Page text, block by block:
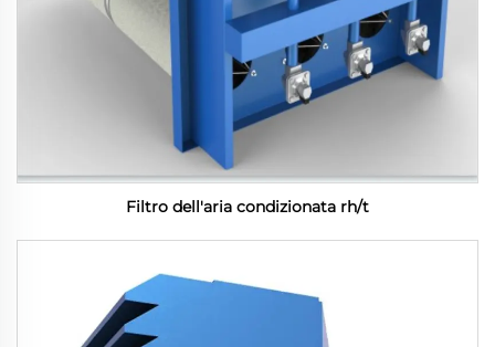
Filtro dell'aria condizionata rh/t